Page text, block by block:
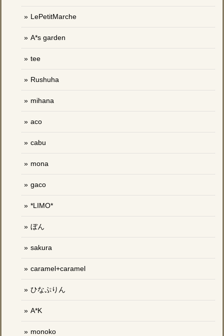
LePetitMarche
A*s garden
tee
Rushuha
mihana
aco
cabu
mona
gaco
*LIMO*
ぼん
sakura
caramel+caramel
ひなぷりん
A*K
monoko